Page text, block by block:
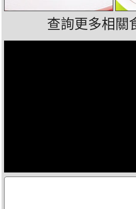
查詢更多相關